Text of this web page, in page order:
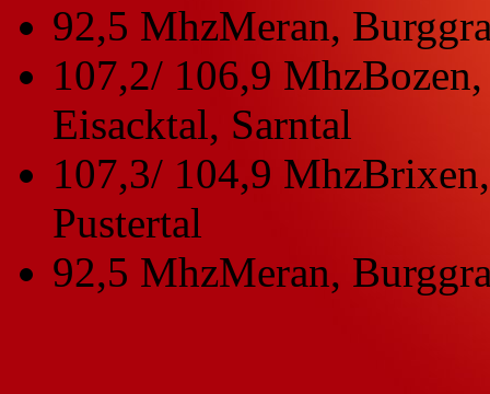
92,5 MhzMeran,
107,2/ 106,9 Mhz
Eisacktal, Sarntal
107,3/ 104,9 Mhz
Pustertal
92,5 MhzMeran,